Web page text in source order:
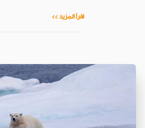
اقرأ المزيد >>